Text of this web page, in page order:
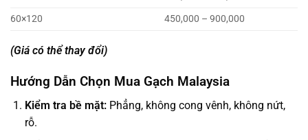
60×120
450,000 – 900,000
(Giá có thể thay đổi)
Hướng Dẫn Chọn Mua Gạch Malaysia
Kiểm tra bề mặt:Phẳng, không cong vênh, không nứt,
rỗ.